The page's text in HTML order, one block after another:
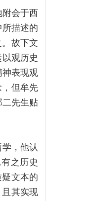
会于西
描述的
故下文
观历史
神表现观
但牟先
二先生贴
，他认
之历史
文本的
其实现